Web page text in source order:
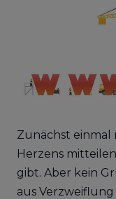
Zunächst einmal
Herzens
gibt. Aber kein
aus